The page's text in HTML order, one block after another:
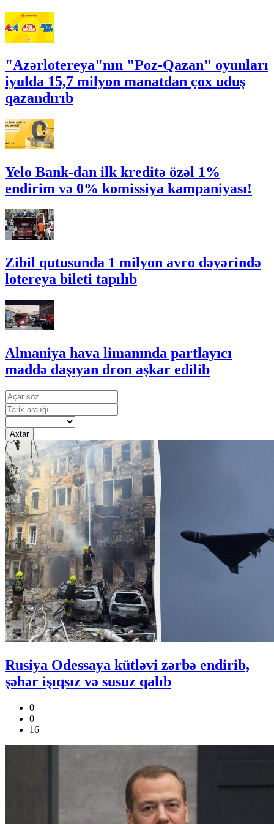
"Azərlotereya"nın "Poz-Qazan" oyunları
iyulda 15,7 milyon manatdan çox uduş
qazandırıb
Yelo Bank-dan ilk kreditə özəl 1%
endirim və 0% komissiya kampaniyası!
Zibil qutusunda 1 milyon avro dəyərində
lotereya bileti tapılıb
Almaniya hava limanında partlayıcı
maddə daşıyan dron aşkar edilib
Axtar
Rusiya Odessaya kütləvi zərbə endirib,
şəhər işıqsız və susuz qalıb
0
0
16